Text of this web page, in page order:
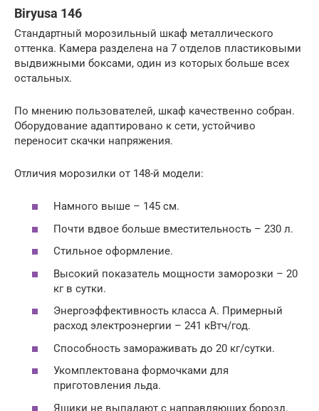
Biryusa 146
Стандартный морозильный шкаф металлического
оттенка. Камера разделена на 7 отделов пластиковыми
выдвижными боксами, один из которых больше всех
остальных.
По мнению пользователей, шкаф качественно собран.
Оборудование адаптировано к сети, устойчиво
переносит скачки напряжения.
Отличия морозилки от 148-й модели:
Намного выше – 145 см.
Почти вдвое больше вместительность – 230 л.
Стильное оформление.
Высокий показатель мощности заморозки – 20
кг в сутки.
Энергоэффективность класса А. Примерный
расход электроэнергии – 241 кВтч/год.
Способность замораживать до 20 кг/сутки.
Укомплектована формочками для
приготовления льда.
Ящики не выпадают с направляющих борозд.